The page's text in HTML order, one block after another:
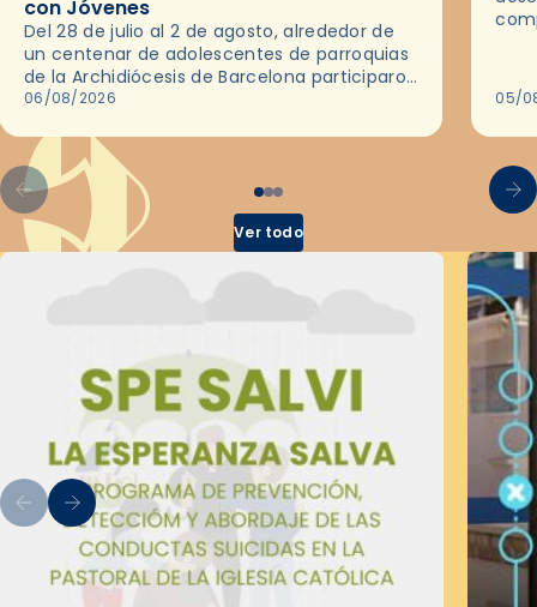
con Jóvenes
Del 28 de julio al 2 de agosto, alrededor de
un centenar de adolescentes de parroquias
de la Archidiócesis de Barcelona participaron
en las convivencias Be Apostle, organizadas
06/08/2026 05/
Ver todo